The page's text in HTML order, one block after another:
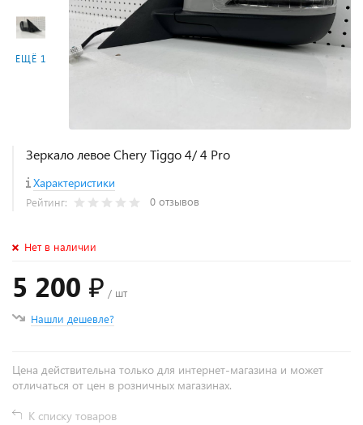
ЕЩЁ 1
Зеркало левое Chery Tiggo 4/ 4 Prо
Характеристики
Рейтинг: 0 отзывов
Нет в наличии
5 200 ₽ / шт
Нашли дешевле?
Цена действительна только для интернет-магазина и может
отличаться от цен в розничных магазинах.
К списку товаров